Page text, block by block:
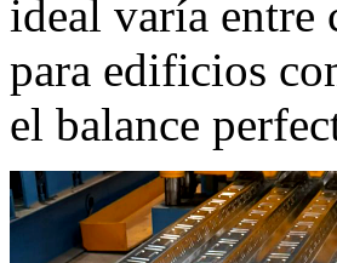
ideal varía entre
para edificios
el balance